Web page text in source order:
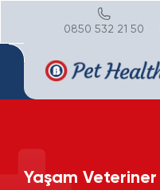
0850 532 21 50
Yaşam Veteriner